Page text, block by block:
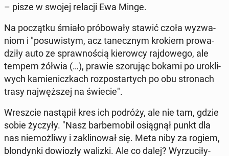
– pisze w swojej relacji Ewa Minge.
Na po­cząt­ku śmiało pró­bo­wa­ły stawić czoła wy­zwa­
niom i "po­su­wi­stym, acz ta­necz­nym krokiem pro­wa­
dzi­ły auto ze spraw­no­ścią kie­row­cy raj­do­we­go, ale
tempem żółwia (…), prawie szo­ru­jąc bokami po uro­kli­
wych ka­mie­nicz­kach roz­po­star­tych po obu stro­nach
trasy naj­węż­szej na świecie".
Wresz­cie na­stą­pił kres ich podróży, ale nie tam, gdzie
sobie życzyły. "Nasz bar­be­mo­bil osią­gnął punkt dla
nas nie­moż­li­wy i za­kli­no­wał się. Meta niby za rogiem,
blon­dyn­ki do­wio­zły walizki. Ale co dalej? Wy­rzu­ci­ły­